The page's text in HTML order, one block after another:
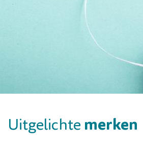
Uitgelichte merken